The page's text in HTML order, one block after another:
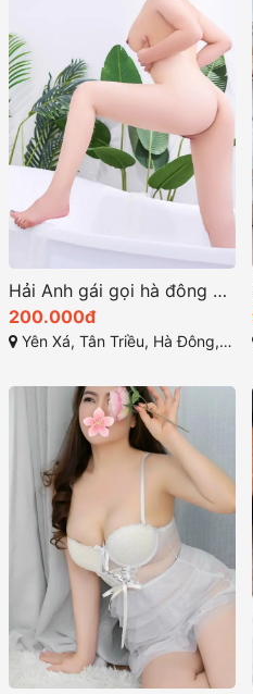
Hải Anh gái gọi hà đông dâm đãng
200.000đ
Yên Xá, Tân Triều, Hà Đông, Hà Nội